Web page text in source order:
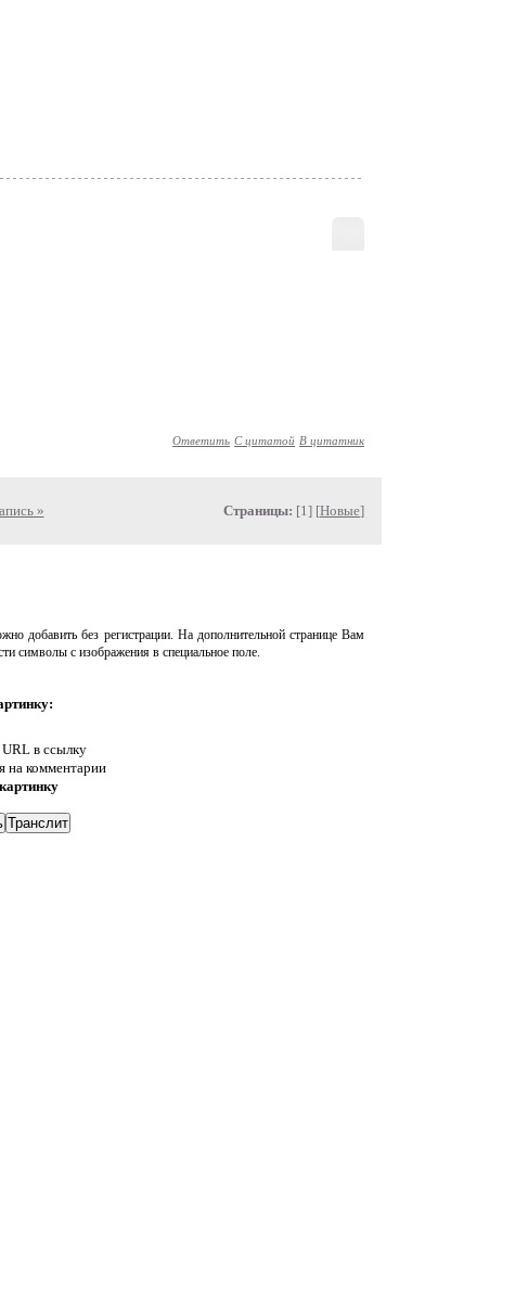
Ответить С цитатой В цитатник
» Страницы: [1] [Новые]
добавить без регистрации. На дополнительной странице Вам
символы с изображения в специальное поле.
в ссылку
на комментарии